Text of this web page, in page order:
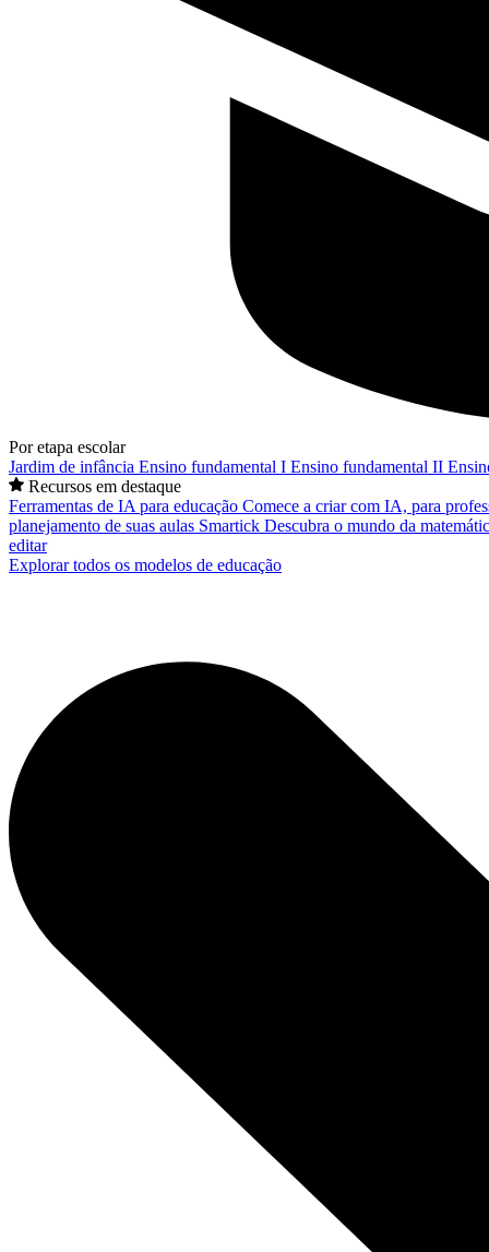
Por etapa escolar
Jardim de infância Ensino fundamental I Ensino fundamental II
Recursos em destaque
Ferramentas de IA para educação Comece a criar com IA, para
planejamento de suas aulas Smartick Descubra o mundo da
editar
Explorar todos os modelos de educação